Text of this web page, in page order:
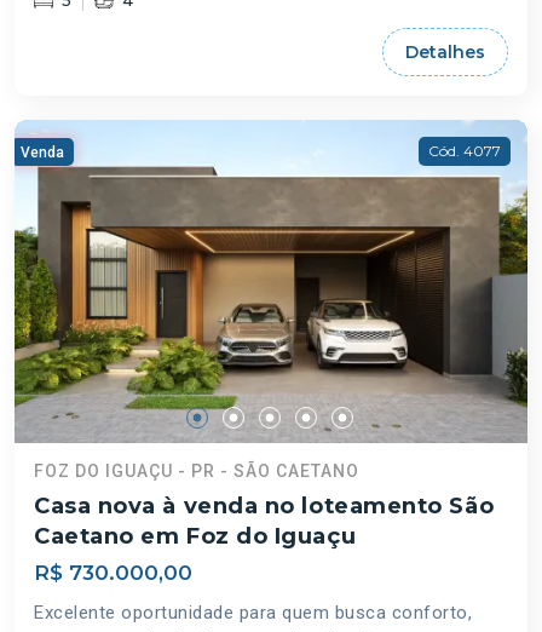
Detalhes
Venda Cód. 4077
FOZ DO IGUAÇU - PR - SÃO CAETANO
Casa nova à venda no loteamento São
Caetano em Foz do Iguaçu
R$ 730.000,00
Excelente oportunidade para quem busca conforto,